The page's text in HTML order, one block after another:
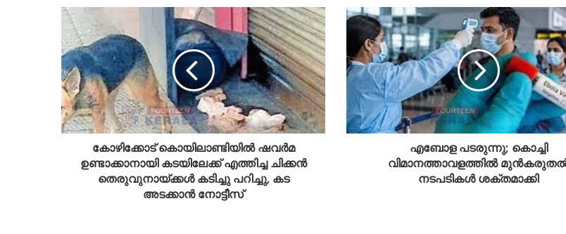
കോഴിക്കോട് കൊയിലാണ്ടിയിൽ ഷവർമ
ഉണ്ടാക്കാനായി കടയിലേക്ക് എത്തിച്ച ചിക്കൻ
തെരുവുനായ്ക്കൾ കടിച്ചു പറിച്ചു, കട
അടക്കാൻ നോട്ടീസ്
എബോള പടരുന്നു; കൊച്ചി
വിമാനത്താവളത്തിൽ
നടപടികൾ ശക്തമാക്കി